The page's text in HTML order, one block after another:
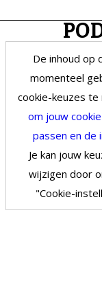
De inhoud op
momenteel
cookie-keuzes
om jouw
passen en de
Je kan jouw
wijzigen door
"Cookie-